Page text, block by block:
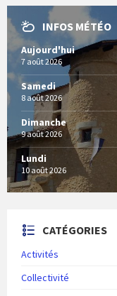
INFOS MÉTÉO
Aujourd'hui
7 août 2026
Samedi
8 août 2026
Dimanche
9 août 2026
Lundi
10 août 2026
CATÉGORIES
Activités
Collectivité